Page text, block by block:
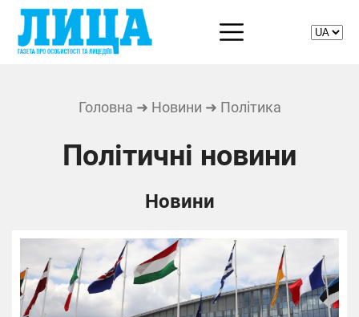
Головна ➜ Новини ➜ Політика
Політичні новини
Новини